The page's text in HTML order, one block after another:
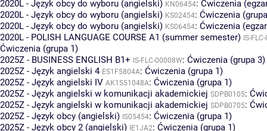
2020L - Język obcy do wyboru (angielski) KN06454: Ćwiczenia
2020L - Język obcy do wyboru (angielski) KS02454: Ćwiczenia
2020L - Język obcy do wyboru (angielski) KS06454: Ćwiczenia
2020L - POLISH LANGUAGE COURSE A1 (summer semester) IS-
Ćwiczenia (grupa 1)
2025Z - BUSINESS ENGLISH B1+ IS-FLC-00008W: Ćwiczenia (grupa 3)
2025Z - Język angielski 4 ES1F5804A: Ćwiczenia (grupa 1)
2025Z - Język angielski IV AK1S51048A: Ćwiczenia (grupa 1)
2025Z - Język angielski w komunikacji akademickiej SDPB0105:
2025Z - Język angielski w komunikacji akademickiej SDPB0705:
2025Z - Język obcy (angielski) IS05454: Ćwiczenia (grupa 1)
2025Z - Język obcy 2 (angielski) IE1JA2: Ćwiczenia (grupa 1)